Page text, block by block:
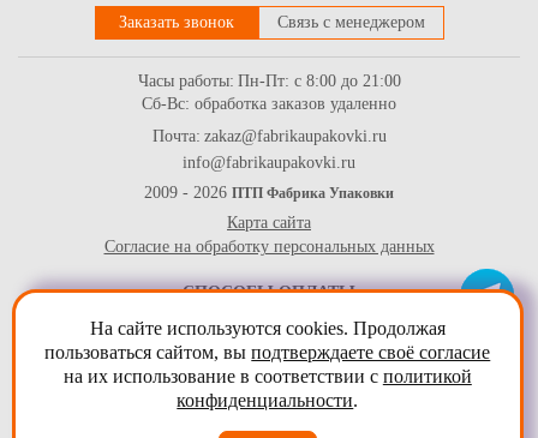
Коробка для торта 242*240*110 мм с круговым окном, серии
"Fupeco RWinCakeBox" Премиум, бур/бур
Заказать звонок Связь с менеджером
Часы работы: Пн-Пт: с 8:00 до 21:00
Сб-Вс: обработка заказов удаленно
Почта: zakaz@fabrikaupakovki.ru
info@fabrikaupakovki.ru
2009 - 2026 ПТП Фабрика Упаковки
Карта сайта
Согласие на обработку персональных данных
СПОСОБЫ ОПЛАТЫ
На сайте используются cookies. Продолжая
пользоваться сайтом, выподтверждаете своё согласие
на их использование в соответствии с политикой
конфиденциальности.